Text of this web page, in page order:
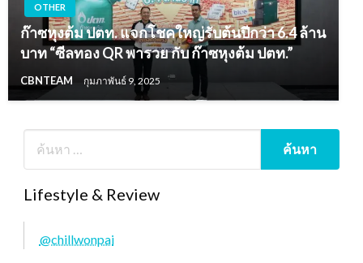
OTHER
ก๊าซหุงต้ม ปตท. แจกโชคใหญ่รับต้นปีกว่า 6.4 ล้าน
บาท “ซีลทอง QR พารวย กับ ก๊าซหุงต้ม ปตท.”
CBNTEAM กุมภาพันธ์ 9, 2025
Lifestyle & Review
@chillwonpai